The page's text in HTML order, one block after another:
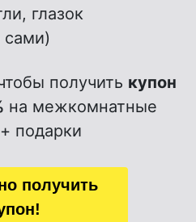
глазок
сами)
получить купон
на межкомнатные
подарки
получить